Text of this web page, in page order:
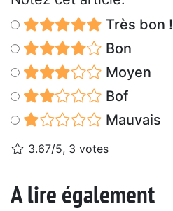
Très bon !
Bon
Moyen
Bof
Mauvais
3.67/5, 3 votes
A lire également